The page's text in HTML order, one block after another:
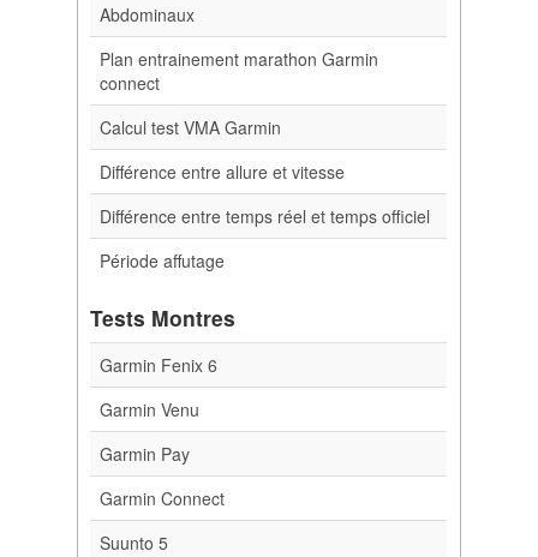
Abdominaux
Plan entrainement marathon Garmin
connect
Calcul test VMA Garmin
Différence entre allure et vitesse
Différence entre temps réel et temps officiel
Période affutage
Tests Montres
Garmin Fenix 6
Garmin Venu
Garmin Pay
Garmin Connect
Suunto 5